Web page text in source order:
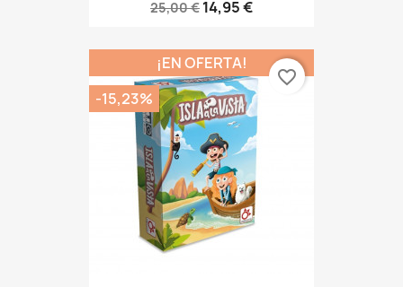
25,00 € 14,95 €
¡EN OFERTA!
-15,23%
favorite_border